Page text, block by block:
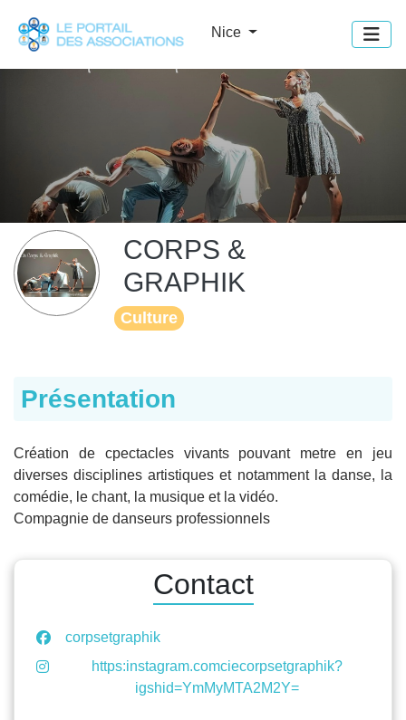
Nice
CORPS &
GRAPHIK
Culture
Présentation
Création de cpectacles vivants pouvant metre en jeu
diverses disciplines artistiques et notamment la danse, la
comédie, le chant, la musique et la vidéo.
Compagnie de danseurs professionnels
Contact
corpsetgraphik
https:instagram.comciecorpsetgraphik?
igshid=YmMyMTA2M2Y=